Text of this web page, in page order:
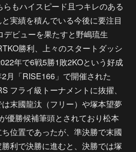
もハイスピード且つキレのある
実績を積んでいる今後に要注目
ビューを果たすと野嶋琉生
勝利、上々のスタートダッシ
年で6戦5勝1敗2KOという好成
月「RISE166」で開催された
フライ級トーナメントに抜擢、
末國龍汰（フリー）や塚本望夢
優勝候補筆頭とされており松本
位置であったが、準決勝で末國
利で決勝に進むと、決勝では塚